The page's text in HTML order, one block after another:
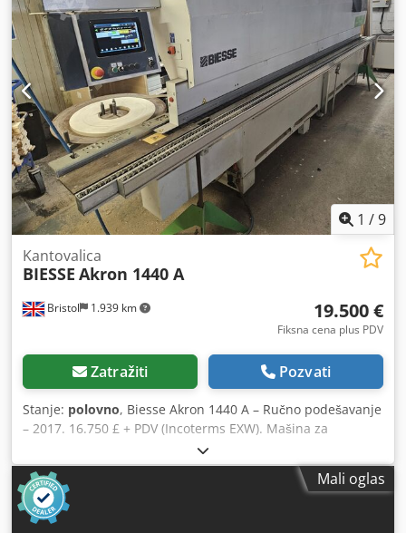
1 /9
Bristol 1.939 km
Kantovalica
BIESSE Akron 1440 A
19.500 €
Fiksna cena plus PDV
Zatražiti Pozvati
Stanje: polovno, Biesse Akron 1440 A – Ručno podešavanje
– 2017. 16.750 £ + PDV (Incoterms EXW). Mašina za
oblaganje ivica sa ručnim podešavanjem, sa više profila
sečiva za tanke i 2 mm široke trake. Može da aplicira i 8
mm ivice. PLC upravljačka jedinica. EVA lepak, jedinica za
prethodno zagrevanje lepka. Zona pritiska. Chedpfozm U
Rnex Ai Sea Krajevne testere za obrezivanje. Obrezivanje
Mali oglas